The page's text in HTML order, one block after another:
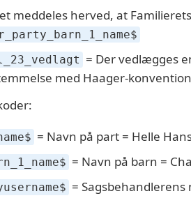
meddeles herved, at
= Der vedlægges
med Haager-
= Navn på part = Helle
= Navn på barn =
= Sagsbehandlerens